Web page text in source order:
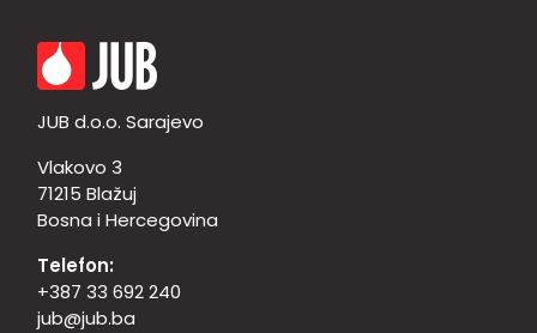
JUB d.o.o. Sarajevo
Vlakovo 3
71215 Blažuj
Bosna i Hercegovina
Telefon:
+387 33 692 240
jub@jub.ba